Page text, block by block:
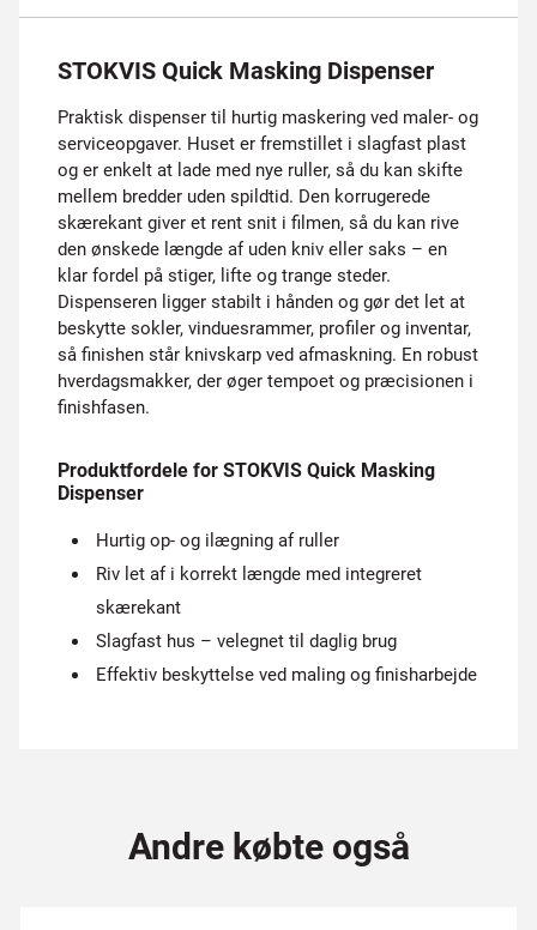
STOKVIS Quick Masking Dispenser
Praktisk dispenser til hurtig maskering ved maler- og
serviceopgaver. Huset er fremstillet i slagfast plast
og er enkelt at lade med nye ruller, så du kan skifte
mellem bredder uden spildtid. Den korrugerede
skærekant giver et rent snit i filmen, så du kan rive
den ønskede længde af uden kniv eller saks – en
klar fordel på stiger, lifte og trange steder.
Dispenseren ligger stabilt i hånden og gør det let at
beskytte sokler, vinduesrammer, profiler og inventar,
så finishen står knivskarp ved afmaskning. En robust
hverdagsmakker, der øger tempoet og præcisionen i
finishfasen.
Produktfordele for STOKVIS Quick Masking
Dispenser
Hurtig op- og ilægning af ruller
Riv let af i korrekt længde med integreret
skærekant
Slagfast hus – velegnet til daglig brug
Effektiv beskyttelse ved maling og finisharbejde
Andre købte også